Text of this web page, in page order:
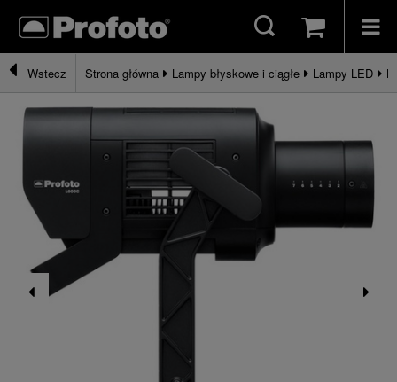
Wstecz Strona główna Lampy błyskowe i ciągłe Lampy LED